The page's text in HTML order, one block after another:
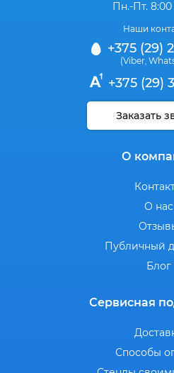
Пн.-Пт. 8:00
Наши
+375 (29)
(Viber
+375 (29)
Заказать
О
О нас
Публичный
Блог
Сервисная
Способы